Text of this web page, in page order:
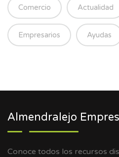
Comercio Actualidad
Empresarios Ayudas
Almendralejo
Conoce todos los recursos